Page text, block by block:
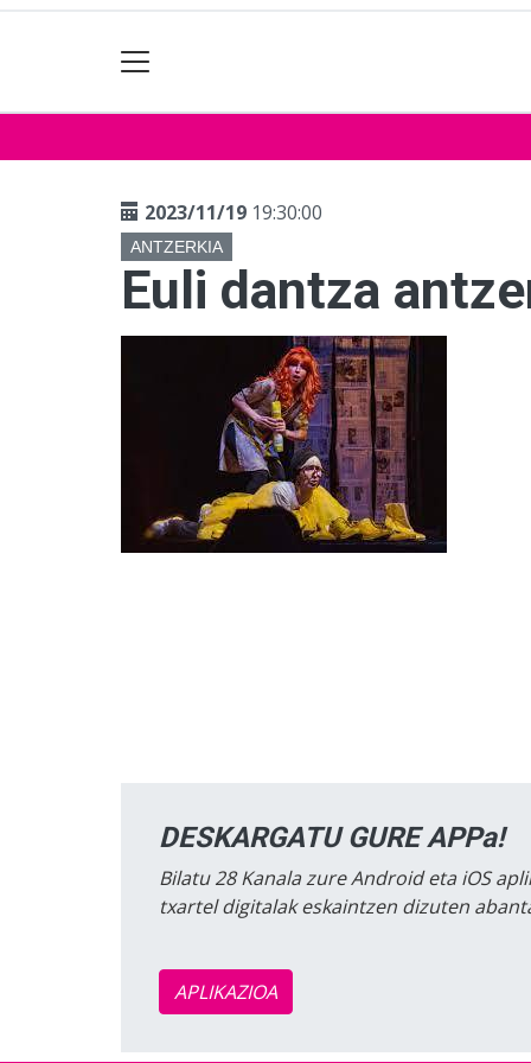
2023/11/19 19:30:00
ANTZERKIA
Euli dantza
DESKARGATU GURE APPa!
Bilatu 28 Kanala zure Android eta iOS
txartel digitalak eskaintzen dizuten
APLIKAZIOA